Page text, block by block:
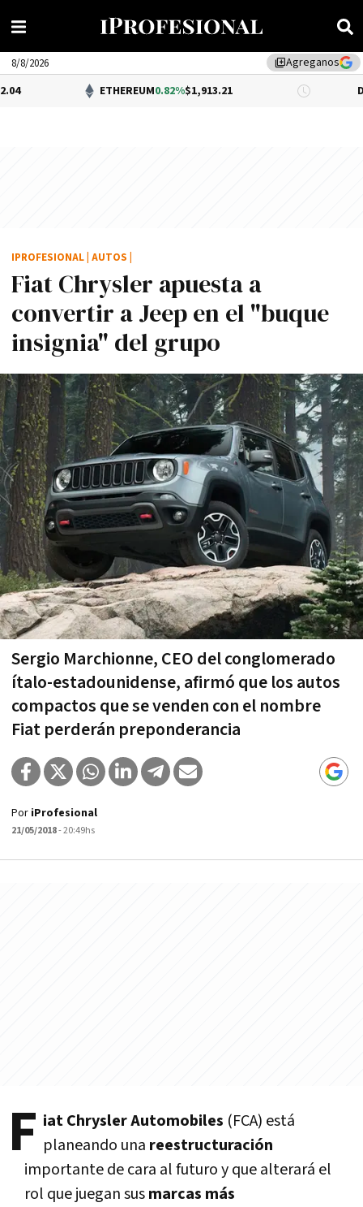
library_addAgreganos
8/8/2026
ETHEREUM0.82%$1,913.21 DÓLAR
Fiat Chrysler apuesta a
convertir a Jeep en el "buque
insignia" del grupo
Sergio Marchionne, CEO del conglomerado
ítalo-estadounidense, afirmó que los autos
compactos que se venden con el nombre
Fiat perderán preponderancia
IPROFESIONAL AUTOS
Por iProfesional
21/05/2018- 20:49hs
F iat Chrysler Automobiles (FCA) está
planeando una reestructuración
importante de cara al futuro y que alterará el
rol que juegan susmarcas más